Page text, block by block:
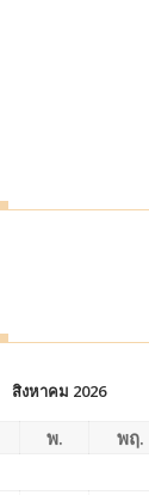
สิงหาคม 2026
พ. พฤ.